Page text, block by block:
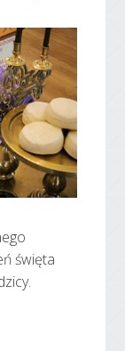
święta